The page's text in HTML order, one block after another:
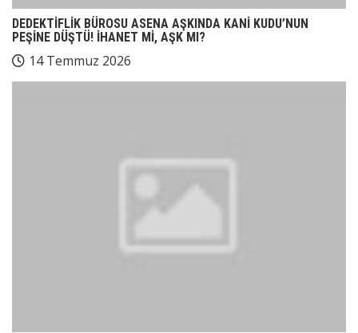
DEDEKTİFLİK BÜROSU ASENA AŞKINDA KANİ KUDU’NUN
PEŞİNE DÜŞTÜ! İHANET Mİ, AŞK MI?
14 Temmuz 2026